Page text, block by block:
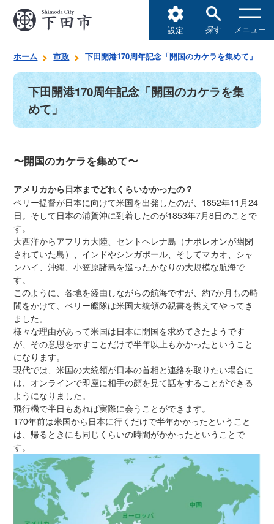
設定 探す メニュー
ホーム 市政 下田開港170周年記念「開国のカケラを集めて」
下田開港170周年記念「開国のカケラを集
めて」
〜開国のカケラを集めて〜
アメリカから日本までどれくらいかかったの？
ペリー提督が日本に向けて米国を出発したのが、1852年11月24
日。そして日本の浦賀沖に到着したのが1853年7月8日のことで
す。
大西洋からアフリカ大陸、セントヘレナ島（ナポレオンが幽閉
されていた島）、インドやシンガポール、そしてマカオ、シャ
ンハイ、沖縄、小笠原諸島を巡ったかなりの大規模な航海で
す。
このように、各地を経由しながらの航海ですが、約7か月もの時
間をかけて、ペリー艦隊は米国大統領の親書を携えてやってき
ました。
様々な理由があって米国は日本に開国を求めてきたようです
が、その意思を示すことだけで半年以上もかかったということ
になります。
現代では、米国の大統領が日本の首相と連絡を取りたい場合に
は、オンラインで即座に相手の顔を見て話をすることができる
ようになりました。
飛行機で半日もあれば実際に会うことができます。
170年前は米国から日本に行くだけで半年かかったということ
は、帰るときにも同じくらいの時間がかかったということで
す。